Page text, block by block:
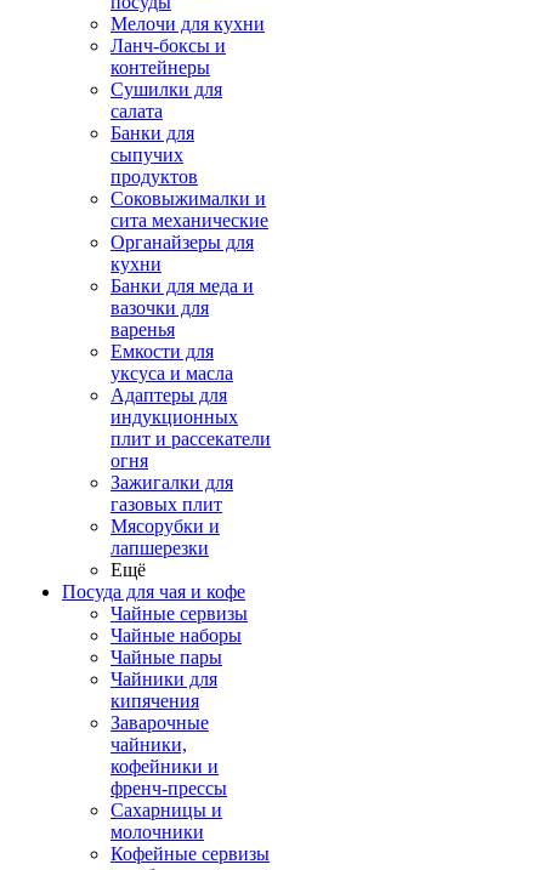
Мелочи для кухни
Ланч-боксы и
контейнеры
Сушилки для
салата
Банки для
сыпучих
продуктов
Соковыжималки и
сита механические
Органайзеры для
кухни
Банки для меда и
вазочки для
варенья
Емкости для
уксуса и масла
Адаптеры для
индукционных
плит и рассекатели
огня
Зажигалки для
газовых плит
Мясорубки и
лапшерезки
Ещё
Посуда для чая и кофе
Чайные сервизы
Чайные наборы
Чайные пары
Чайники для
кипячения
Заварочные
чайники,
кофейники и
френч-прессы
Сахарницы и
молочники
Кофейные сервизы